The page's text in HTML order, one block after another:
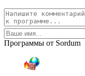
Программы от Sordum